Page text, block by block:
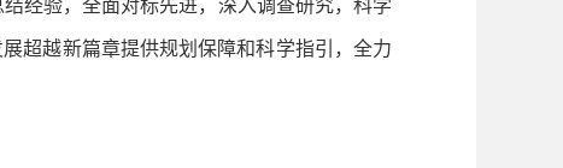
经验，全面对标先进，深入调查研究，科学
超越新篇章提供规划保障和科学指引，全力